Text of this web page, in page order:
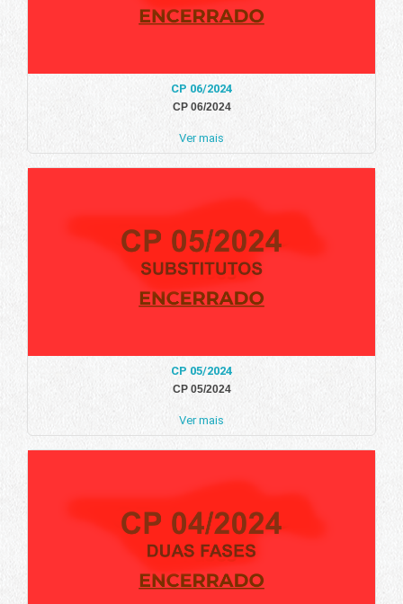
CP 06/2024
CP 06/2024
Ver mais
CP 05/2024
CP 05/2024
Ver mais